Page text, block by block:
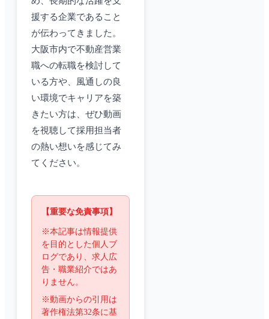
援する企業であること
が伝わってきました。
大阪市内で不動産営業
職への転職を検討して
いる方や、風通しの良
い環境でキャリアを築
きたい方は、ぜひ動画
を視聴して採用担当者
の熱い想いを感じてみ
てください。
【重要な免責事項】
※本記事は情報提供
を目的とした個人ブ
ログであり、求人広
告・職業紹介ではあ
りません。
※動画からの引用は
著作権法第32条に基